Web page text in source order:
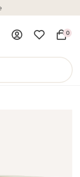
0